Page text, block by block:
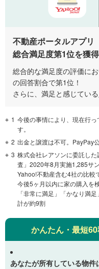
不動産ポータルアプリ
総合満足度第1位を獲得
総合的な満足度の評価に
の回答割合で第1位！
さらに、満足と感じてい
1 今後の事情により、現在行
す。
2 出金と譲渡は不可。PayPay
3 株式会社レアソンに委託し
査」2020年8月実施1,285サン
Yahoo!不動産含む4社の比較
今後5ヶ月以内に家の購入を
「非常に満足」「かなり満
計が約9割
かんたん・最短
あなたが所有している物件